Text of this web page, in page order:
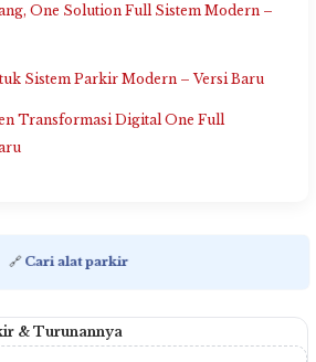
One Solution Full Sistem Modern –
Sistem Parkir Modern – Versi Baru
Transformasi Digital One Full
🔗 Cari alat parkir
& Turunannya